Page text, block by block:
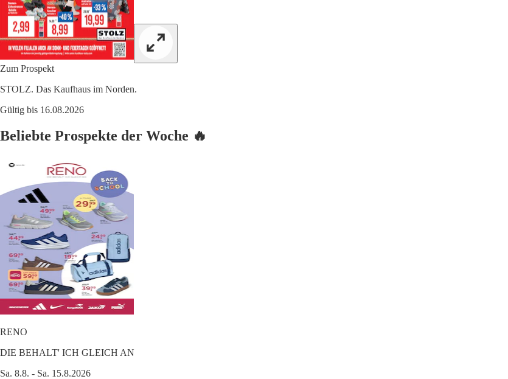
Zum Prospekt
STOLZ. Das Kaufhaus im Norden.
Gültig bis 16.08.2026
Beliebte Prospekte der Woche 🔥
RENO
DIE BEHALT' ICH GLEICH AN
Sa. 8.8. - Sa. 15.8.2026